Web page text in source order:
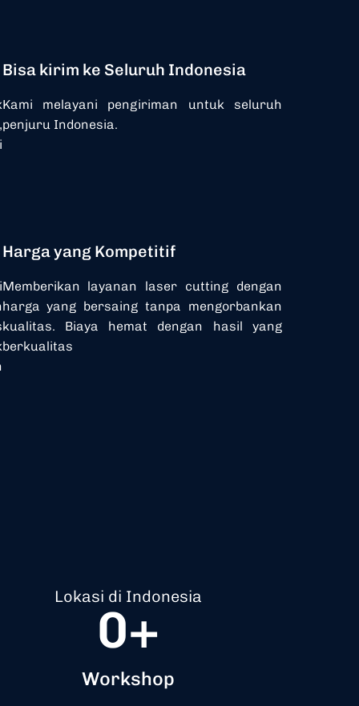
Bisa kirim ke Seluruh Indonesia
Kami melayani pengiriman untuk seluruh
penjuru Indonesia.
Harga yang Kompetitif
Memberikan layanan laser cutting dengan
harga yang bersaing tanpa mengorbankan
kualitas. Biaya hemat dengan hasil yang
berkualitas
Lokasi di Indonesia
Workshop
0+